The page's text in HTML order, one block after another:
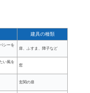
建具の種類
シーを
扉、ふすま、障子など
い風を
窓
玄関の扉